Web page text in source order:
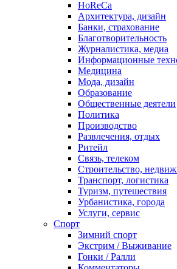
HoReCa
Архитектура, дизайн
Банки, страхование
Благотворительность
Журналистика, медиа
Информационные
Медицина
Мода, дизайн
Образование
Общественные деятели
Политика
Производство
Развлечения, отдых
Ритейл
Связь, телеком
Строительство,
Транспорт, логистика
Туризм, путешествия
Урбанистика, города
Услуги, сервис
Спорт
Зимний спорт
Экстрим / Выживание
Гонки / Ралли